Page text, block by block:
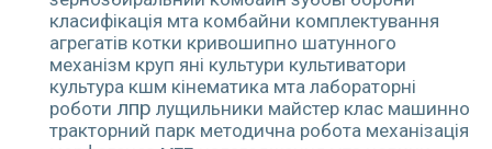
класифікація мта комбайни комплектування
агрегатів котки кривошипно шатунного
механізм круп яні культури культиватори
культура кшм кінематика мта лабораторні
роботи лпр лущильники майстер клас машинно
тракторний парк методична робота механізація